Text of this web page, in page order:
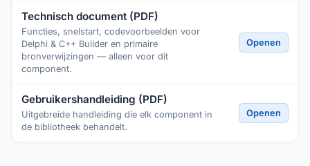
Technisch document (PDF)
Functies, snelstart, codevoorbeelden voor
Delphi & C++ Builder en primaire
bronverwijzingen — alleen voor dit
component.
Openen
Gebruikershandleiding (PDF)
Uitgebreide handleiding die elk component in
de bibliotheek behandelt.
Openen